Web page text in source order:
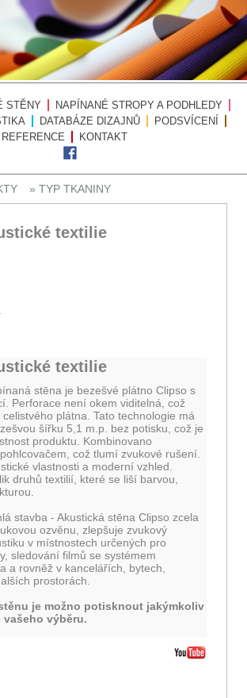
STĚNY
NAPÍNANÉ STROPY A PODHLEDY
DATABÁZE DIZAJNŮ
PODSVÍCENÍ
REFERENCE
KONTAKT
» TYP TKANINY
textilie
textilie
stēna je bezešvé plátno Clipso s
Perforace není okem viditelná, což
plátna. Tato technologie má
šířku 5,1 m.p. bez potisku, což je
produktu. Kombinovano
což tlumí zvukové rušení.
vlastnosti a moderní vzhled
druhů textilií, které se liší barvou,
stavba - Akustická stēna Clipso zcela
ozvěnu, zlepšuje zvukový
v místnostech určených pro
sledování filmů se systémem
a rovněž v kancelářích, bytech,
prostorách.
je možno potisknout jakýmkoliv
vašeho výběru.